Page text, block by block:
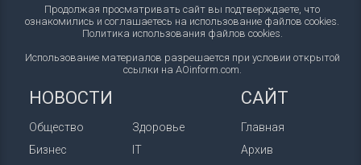
Продолжая просматривать сайт вы подтверждаете, что
ознакомились и соглашаетесь на использование файлов cookies.
Политика использования файлов cookies.
Использование материалов разрешается при условии открытой
ссылки на AOinform.com.
НОВОСТИ
Общество
Бизнес
Здоровье
IT
САЙТ
Главная
Архив